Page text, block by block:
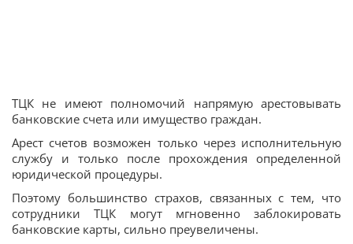
ТЦК не имеют полномочий напрямую арестовывать
банковские счета или имущество граждан.
Арест счетов возможен только через исполнительную
службу и только после прохождения определенной
юридической процедуры.
Поэтому большинство страхов, связанных с тем, что
сотрудники ТЦК могут мгновенно заблокировать
банковские карты, сильно преувеличены.